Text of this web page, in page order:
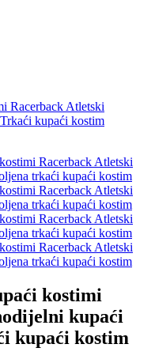
kostimi
kupaći
kupaći kostim